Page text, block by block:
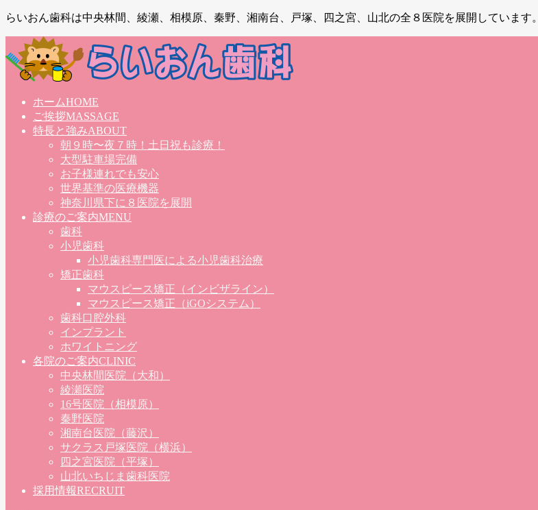
らいおん歯科は中央林間、綾瀬、相模原、秦野、湘南台、戸塚、四之宮、山北の全８医院を展開しています。
ホームHOME
ご挨拶MASSAGE
特長と強みABOUT
朝９時〜夜７時！土日祝も診療！
大型駐車場完備
お子様連れでも安心
世界基準の医療機器
神奈川県下に８医院を展開
診療のご案内MENU
歯科
小児歯科
小児歯科専門医による小児歯科治療
矯正歯科
マウスピース矯正（インビザライン）
マウスピース矯正（iGOシステム）
歯科口腔外科
インプラント
ホワイトニング
各院のご案内CLINIC
中央林間医院（大和）
綾瀬医院
16号医院（相模原）
秦野医院
湘南台医院（藤沢）
サクラス戸塚医院（横浜）
四之宮医院（平塚）
山北いちじま歯科医院
採用情報RECRUIT